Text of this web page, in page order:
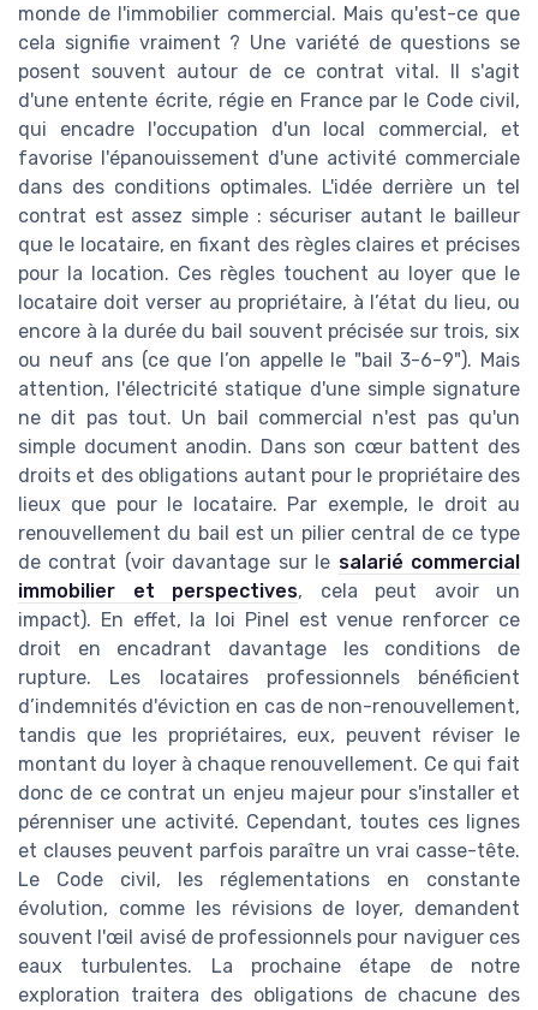
monde de l'immobilier commercial. Mais qu'est-ce que
cela signifie vraiment ? Une variété de questions se
posent souvent autour de ce contrat vital. Il s'agit
d'une entente écrite, régie en France par le Code civil,
qui encadre l'occupation d'un local commercial, et
favorise l'épanouissement d'une activité commerciale
dans des conditions optimales. L'idée derrière un tel
contrat est assez simple : sécuriser autant le bailleur
que le locataire, en fixant des règles claires et précises
pour la location. Ces règles touchent au loyer que le
locataire doit verser au propriétaire, à l’état du lieu, ou
encore à la durée du bail souvent précisée sur trois, six
ou neuf ans (ce que l’on appelle le "bail 3-6-9"). Mais
attention, l'électricité statique d'une simple signature
ne dit pas tout. Un bail commercial n'est pas qu'un
simple document anodin. Dans son cœur battent des
droits et des obligations autant pour le propriétaire des
lieux que pour le locataire. Par exemple, le droit au
renouvellement du bail est un pilier central de ce type
de contrat (voir davantage sur le salarié commercial
immobilier et perspectives, cela peut avoir un
impact). En effet, la loi Pinel est venue renforcer ce
droit en encadrant davantage les conditions de
rupture. Les locataires professionnels bénéficient
d’indemnités d'éviction en cas de non-renouvellement,
tandis que les propriétaires, eux, peuvent réviser le
montant du loyer à chaque renouvellement. Ce qui fait
donc de ce contrat un enjeu majeur pour s'installer et
pérenniser une activité. Cependant, toutes ces lignes
et clauses peuvent parfois paraître un vrai casse-tête.
Le Code civil, les réglementations en constante
évolution, comme les révisions de loyer, demandent
souvent l'œil avisé de professionnels pour naviguer ces
eaux turbulentes. La prochaine étape de notre
exploration traitera des obligations de chacune des